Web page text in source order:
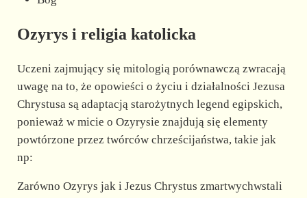
Ozyrys i religia katolicka
Uczeni zajmujący się mitologią porównawczą zwracają
uwagę na to, że opowieści o życiu i działalności Jezusa
Chrystusa są adaptacją starożytnych legend egipskich,
ponieważ w micie o Ozyrysie znajdują się elementy
powtórzone przez twórców chrześcijaństwa, takie jak
np:
Zarówno Ozyrys jak i Jezus Chrystus zmartwychwstali